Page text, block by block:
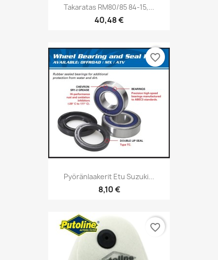
Takaratas RM80/85 84-15,...
40,48 €
Pyöränlaakerit Etu Suzuki...
8,10 €
favorite_border
favorite_border